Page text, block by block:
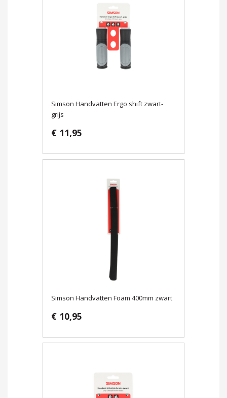
Simson Handvatten Ergo shift zwart-
grijs
€ 11,95
Simson Handvatten Foam 400mm zwart
€ 10,95